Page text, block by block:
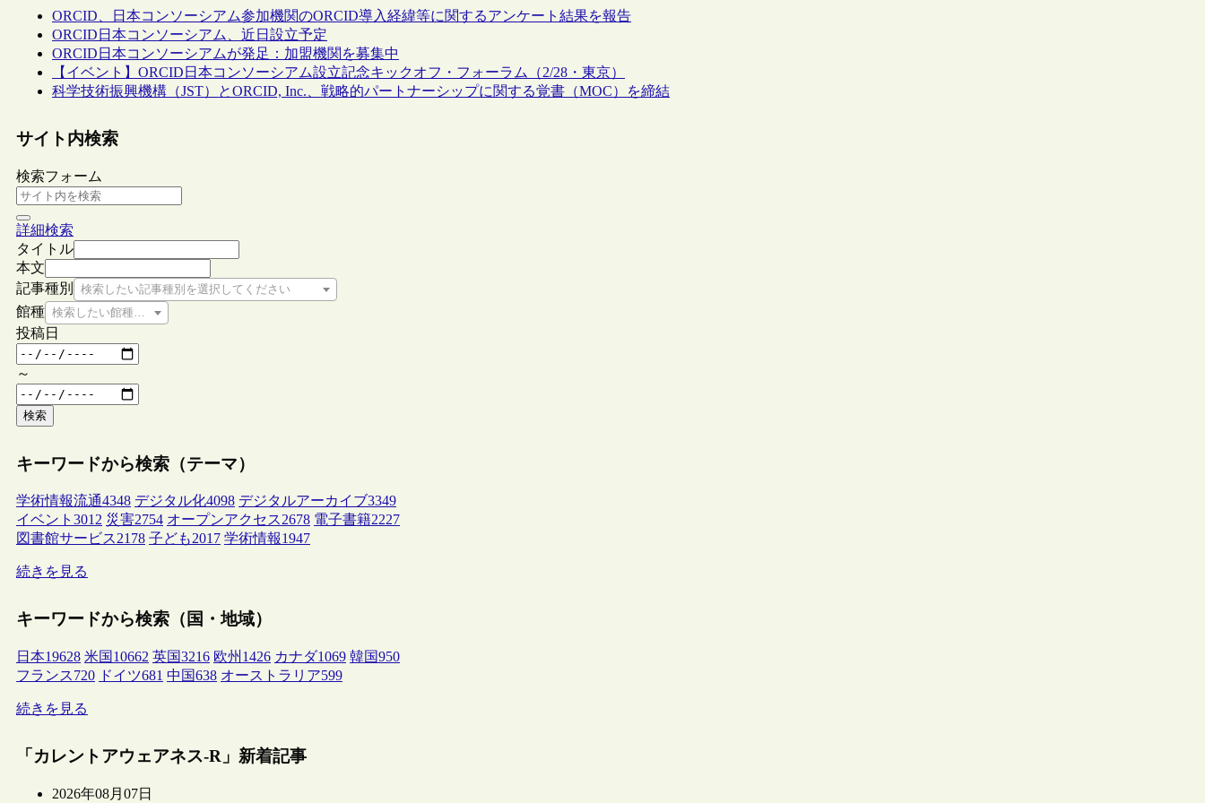
ORCID、日本コンソーシアム参加機関のORCID導入経緯等に関するアンケート結果を報告
ORCID日本コンソーシアム、近日設立予定
ORCID日本コンソーシアムが発足：加盟機関を募集中
【イベント】ORCID日本コンソーシアム設立記念キックオフ・フォーラム（2/28・東京）
科学技術振興機構（JST）とORCID, Inc.、戦略的パートナーシップに関する覚書（MOC）を締結
サイト内検索
検索フォーム
詳細検索
タイトル
本文
記事種別
検索したい記事種別を選択してください
館種 検索したい館種を選択してください
投稿日
～
検索
キーワードから検索（テーマ）
学術情報流通4348 デジタル化4098 デジタルアーカイブ3349
イベント 3012 災害2754 オープンアクセス2678 電子書籍2227
図書館サービス2178 子ども2017 学術情報1947
続きを見る
キーワードから検索（国・地域）
日本19628 米国 10662 英国3216 欧州 1426 カナダ1069 韓国950
フランス720 ドイツ681 中国638 オーストラリア599
続きを見る
「カレントアウェアネス-R」新着記事
2026年08月07日